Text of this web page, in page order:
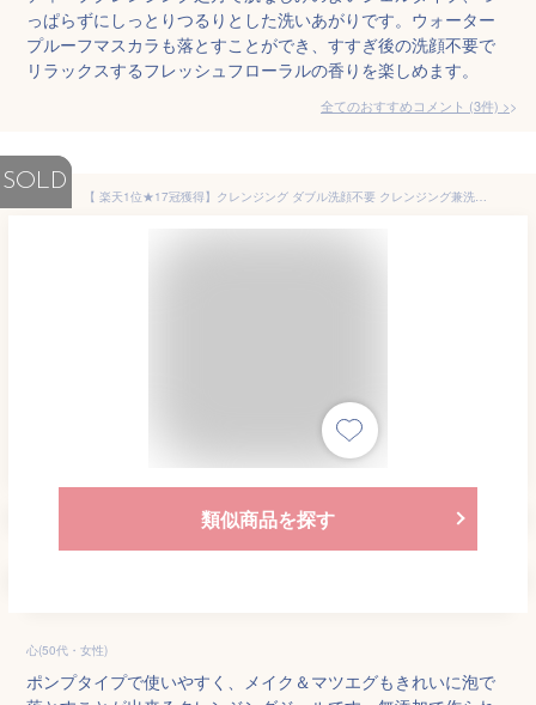
っぱらずにしっとりつるりとした洗いあがりです。ウォーター
プルーフマスカラも落とすことができ、すすぎ後の洗顔不要で
リラックスするフレッシュフローラルの香りを楽しめます。
全てのおすすめコメント (3件) >
SOLD
【 楽天1位★17冠獲得】クレンジング ダブル洗顔不要 クレンジング兼洗顔 クレンジングジェル 無添加 化粧落とし 泡 毛穴 洗顔 オイルフリー ヒアルロン酸 メイク落とし スキンケア 敏感肌 マツエクOK 40代 50代 エイジングケア 乾燥肌 日本製 1本で2役 花粉 落ちる
類似商品を探す
心(50代・女性)
ポンプタイプで使いやすく、メイク＆マツエグもきれいに泡で